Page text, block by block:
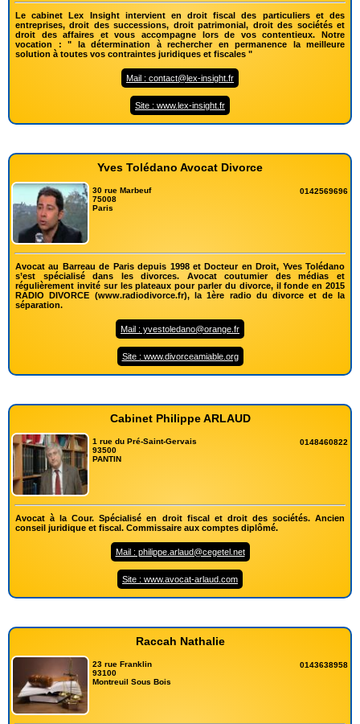
Le cabinet Lex Insight intervient en droit fiscal des particuliers et des
entreprises, droit des successions, droit patrimonial, droit des sociétés et
droit des affaires et vous accompagne lors de vos contentieux. Notre
vocation : " la détermination à rechercher en permanence la meilleure
solution à toutes vos contraintes juridiques et fiscales "
Mail : contact@lex-insight.fr
Site : www.lex-insight.fr
Yves Tolédano Avocat Divorce
30 rue Marbeuf
75008
Paris
0142569696
Avocat au Barreau de Paris depuis 1998 et Docteur en Droit, Yves Tolédano
s’est spécialisé dans les divorces. Avocat coutumier des médias et
régulièrement invité sur les plateaux pour parler du divorce, il fonde en 2015
RADIO DIVORCE (www.radiodivorce.fr), la 1ère radio du divorce et de la
séparation.
Mail : yvestoledano@orange.fr
Site : www.divorceamiable.org
Cabinet Philippe ARLAUD
1 rue du Pré-Saint-Gervais
93500
PANTIN
0148460822
Avocat à la Cour. Spécialisé en droit fiscal et droit des sociétés. Ancien
conseil juridique et fiscal. Commissaire aux comptes diplômé.
Mail : philippe.arlaud@cegetel.net
Site : www.avocat-arlaud.com
Raccah Nathalie
23 rue Franklin
93100
Montreuil Sous Bois
0143638958